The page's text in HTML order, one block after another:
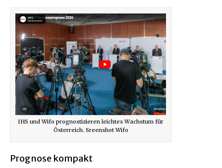
IHS und Wifo prognostizieren leichtes Wachstum für
Österreich. Sreenshot Wifo
Prognose kompakt